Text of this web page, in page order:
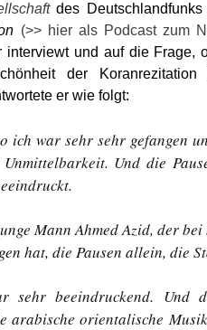
des
(>> hier als Podcast zum
interviewt und auf die Frage,
der
er wie folgt:
ich war sehr sehr gefangen
Und die
Mann Ahmed Azid, der
hat, die Pausen allein, die
sehr beeindruckend. Und
arabische orientalische